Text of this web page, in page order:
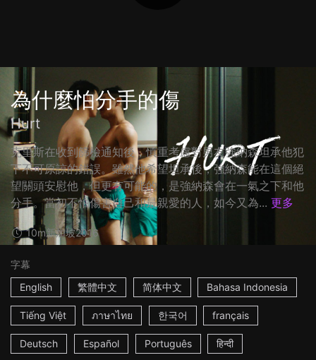
為什麼怕分手的傷
Hurt
克里斯在收到篩檢通知後，慎重考慮對男友強納森坦承他犯
下不可原諒的錯誤。雖然他希望坦承後，強納森能在這個絕
望關頭安慰他，但更有可能的，是強納森會在一氣之下和他
分手。當初不怕傷害自己和最親愛的人，如今又為... 更多
10m新加坡2016
字幕
English
繁體中文 简体中文 Bahasa Indonesia
Tiếng Việt ภาษาไทย 한국어 français
Deutsch Español Português हिन्दी